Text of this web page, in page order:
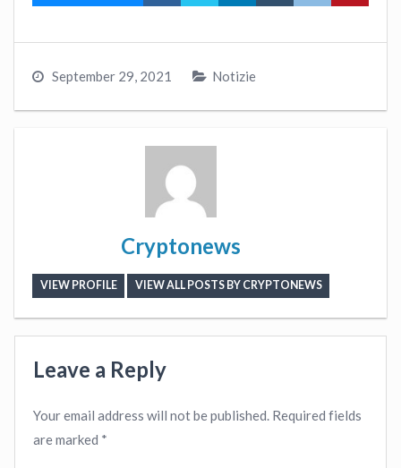
September 29, 2021 Notizie
Cryptonews
VIEW PROFILE VIEW ALL POSTS BY CRYPTONEWS
Leave a Reply
Your email address will not be published. Required fields
are marked *